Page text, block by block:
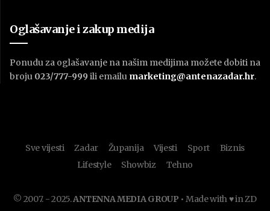
Oglašavanje i zakup medija
Ponudu za oglašavanje na našim medijima možete dobiti na
broju 023/777-999 ili emailu marketing@antenazadar.hr.
Sve vijesti Zadar Županija Vijesti Sport
Biznis
Lifestyle
Showbiz Tehno
© 2007. - 2025.ANTENNA MEDIA GROUP • Made with ♥ in ZD